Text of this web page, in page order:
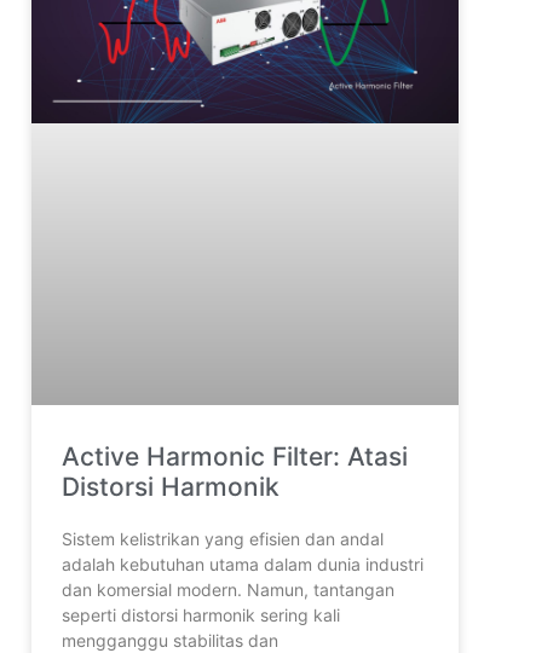
Active Harmonic Filter: Atasi
Distorsi Harmonik
Sistem kelistrikan yang efisien dan andal
adalah kebutuhan utama dalam dunia industri
dan komersial modern. Namun, tantangan
seperti distorsi harmonik sering kali
mengganggu stabilitas dan